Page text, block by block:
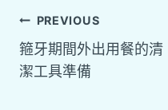
PREVIOUS
箍牙期間外出用餐的清
潔工具準備